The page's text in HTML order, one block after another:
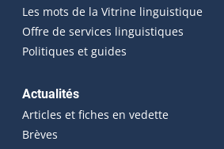
Les mots de la Vitrine linguistique
Offre de services linguistiques
Politiques et guides
Actualités
Articles et fiches en vedette
Brèves